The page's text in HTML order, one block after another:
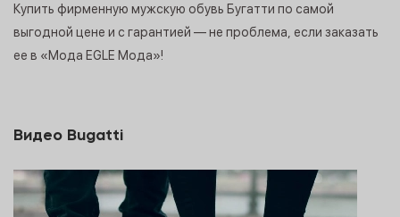
Купить фирменную мужскую обувь Бугатти по самой
выгодной цене и с гарантией — не проблема, если заказать
ее в «Мода EGLE Мода»!
Видео Bugatti